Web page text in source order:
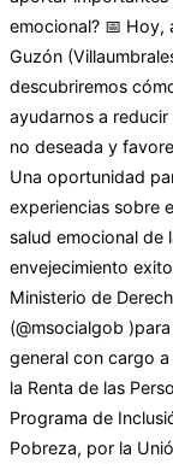
emocional? 📅 Hoy,
Guzón
descubriremos
ayudarnos a
no deseada y
Una oportunidad
experiencias sobre
salud emocional de
envejecimiento
Ministerio de
(@msocialgob
general con cargo
la Renta de las
Programa de
Pobreza, por la